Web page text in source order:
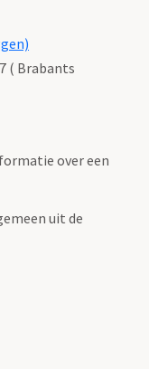
( Brabants
over een
uit de